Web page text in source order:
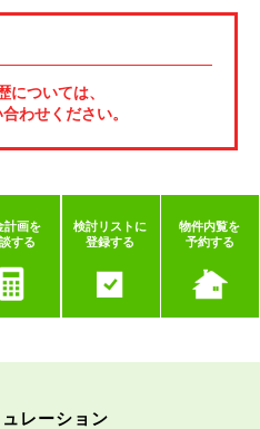
については、
わせください。
計画を
する
検討リストに
登録する
物件内覧を
予約する
レーション